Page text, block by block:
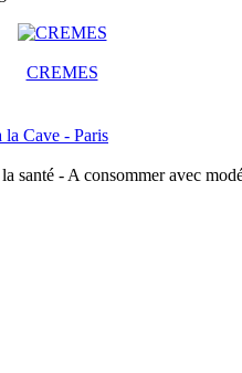
CREMES
la Cave - Paris
santé - A consommer avec